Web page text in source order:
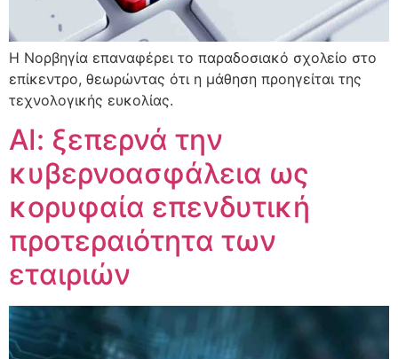
Η Νορβηγία επαναφέρει το παραδοσιακό σχολείο στο
επίκεντρο, θεωρώντας ότι η μάθηση προηγείται της
τεχνολογικής ευκολίας.
ΑΙ: ξεπερνά την
κυβερνοασφάλεια ως
κορυφαία επενδυτική
προτεραιότητα των
εταιριών